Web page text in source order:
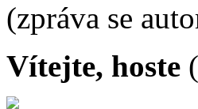
(zpráva se
Vítejte, hoste (